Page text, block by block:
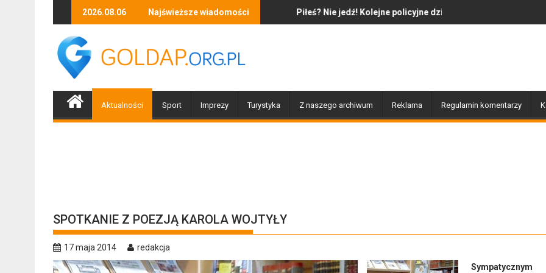
2026.08.06 Najświeższe wiadomości
wystawy Stefana Kierula
Za ciekawość zapłacili 1200 zł Piłeś? Nie jedź! Kolejne policyjne działania „Trzeźwość”Jazz to nie tylko muzyka – to
Aktualności Sport Imprezy Turystyka Z naszego archiwum Reklama Regulamin komentarzy
SPOTKANIE Z POEZJĄ KAROLA WOJTYŁY
17 maja 2014
redakcja
Sympatycznym